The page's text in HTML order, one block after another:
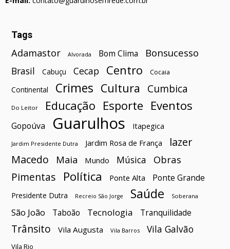
Tags
Adamastor Alvorada Bom Clima Bonsucesso
Brasil Cabuçu Cecap Centro Cocaia
Continental Crimes Cultura Cumbica
Do Leitor Educação Esporte Eventos
Gopoúva Guarulhos Itapegica
Jardim Presidente Dutra Jardim Rosa de França
lazer
Macedo
Maia Mundo Música Obras
Pimentas Política Ponte Alta Ponte Grande
Presidente Dutra Recreio São Jorge Saúde Soberana
São João Taboão Tecnologia Tranquilidade
Trânsito Vila Augusta Vila Barros Vila Galvão
Vila Rio